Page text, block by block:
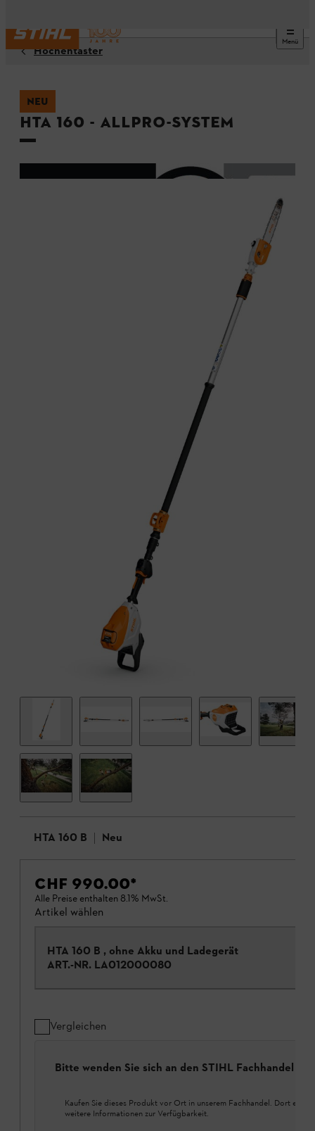
Menü
Hochentaster
NEU
HTA 160 - ALLPRO-System
HTA 160 B Neu
CHF 990.00*
Alle Preise enthalten 8.1% MwSt.
Artikel wählen
HTA 160 B , ohne Akku und Ladegerät
ART.-NR. LA012000080
Vergleichen
Bitte wenden Sie sich an den STIHL Fachhandel
Kaufen Sie dieses Produkt vor Ort in unserem Fachhandel. Dort
weitere Informationen zur Verfügbarkeit.